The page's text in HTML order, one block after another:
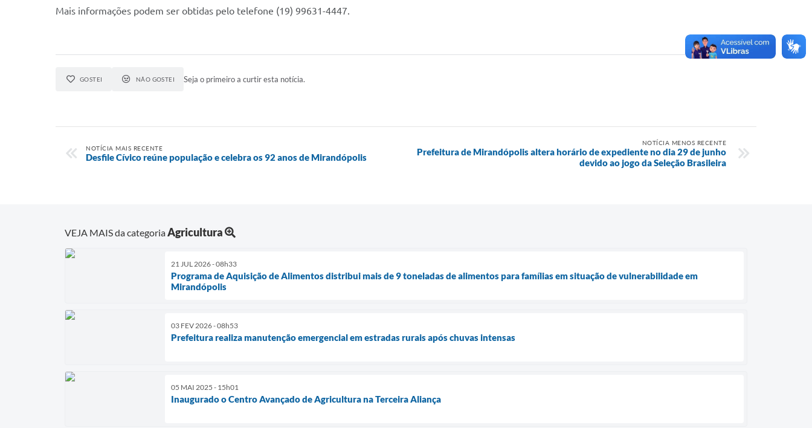
Mais informações podem ser obtidas pelo telefone (19) 99631-4447.
GOSTEI NÃO GOSTEI Seja o primeiro a curtir esta notícia.
NOTÍCIA MAIS RECENTE
Desfile Cívico reúne população e celebra os 92 anos de Mirandópolis
NOTÍCIA MENOS RECENTE
Prefeitura de Mirandópolis altera horário de expediente no dia 29 de junho
devido ao jogo da Seleção Brasileira
VEJA MAIS da categoriaAgricultura
21 JUL 2026 - 08h33
Programa de Aquisição de Alimentos distribui mais de 9 toneladas de alimentos para famílias em situação de vulnerabilidade em
Mirandópolis
03 FEV 2026 - 08h53
Prefeitura realiza manutenção emergencial em estradas rurais após chuvas intensas
05 MAI 2025 - 15h01
Inaugurado o Centro Avançado de Agricultura na Terceira Aliança